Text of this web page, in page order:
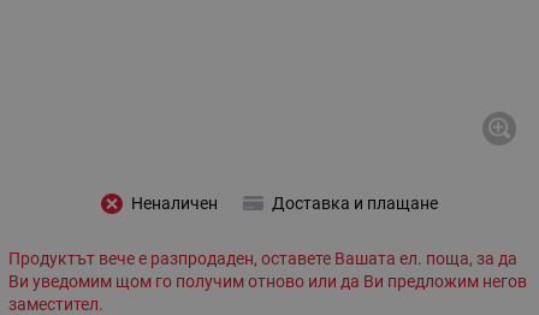
Неналичен Доставка и плащане
Продуктът вече е разпродаден, оставете Вашата ел. поща, за да
Ви уведомим щом го получим отново или да Ви предложим негов
заместител.